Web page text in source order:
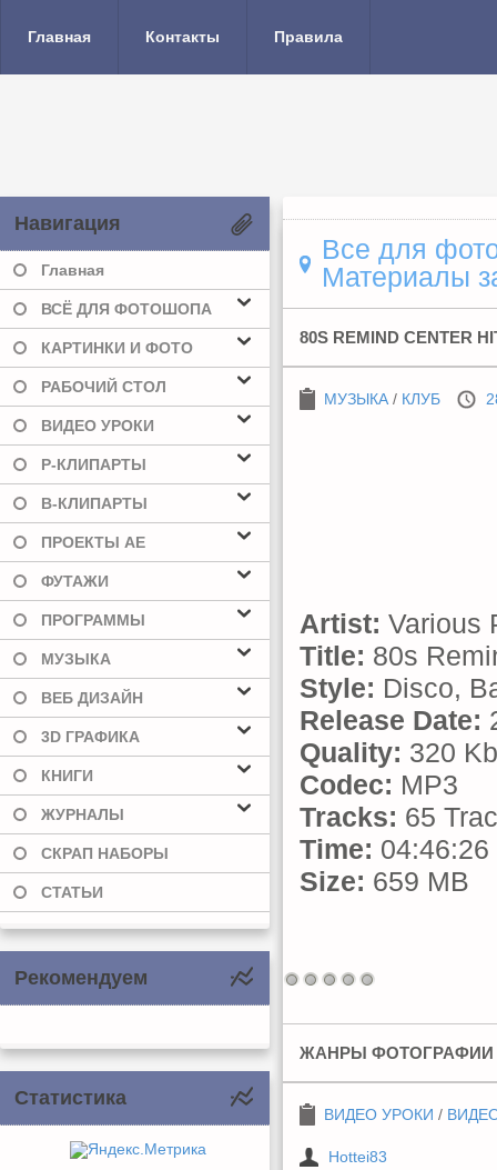
Главная Контакты Правила
Навигация
Главная
ВСЁ ДЛЯ ФОТОШОПА
КАРТИНКИ И ФОТО
РАБОЧИЙ СТОЛ
ВИДЕО УРОКИ
Р-КЛИПАРТЫ
В-КЛИПАРТЫ
ПРОЕКТЫ AE
ФУТАЖИ
ПРОГРАММЫ
МУЗЫКА
ВЕБ ДИЗАЙН
3D ГРАФИКА
КНИГИ
ЖУРНАЛЫ
СКРАП НАБОРЫ
СТАТЬИ
Рекомендуем
Статистика
Все для
Материалы
80S REMIND CENTER
МУЗЫКА / КЛУБ
Artist: Various
Title: 80s
Style: Disco,
Release Date:
Quality: 320
Codec: MP3
Tracks: 65
Time: 04:46:26
Size: 659 MB
ЖАНРЫ ФОТОГРАФИИ
ВИДЕО УРОКИ /
Hottei83